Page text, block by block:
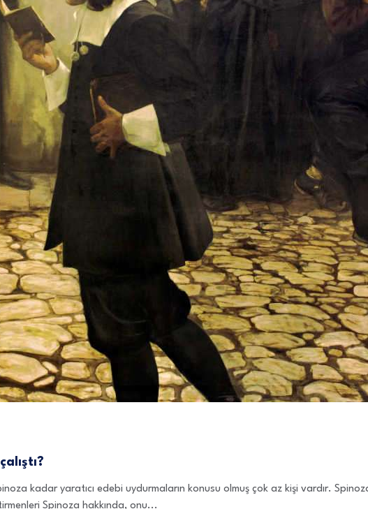
kadar yaratıcı edebi uydurmaların konusu olmuş çok az kişi vardır.
Spinoza hakkında, onu...